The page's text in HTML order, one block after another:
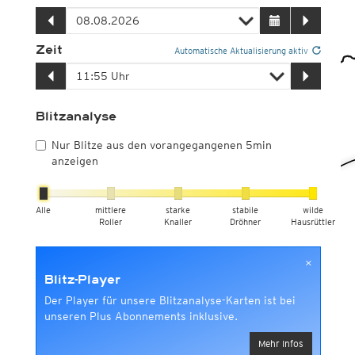
Zeit Automatische Aktualisierung aktiv
Blitzanalyse
Nur Blitze aus den vorangegangenen 5min
anzeigen
Alle
mittlere
Roller
starke
Knaller
stabile
Dröhner
wilde
Hausrüttler
×
Blitz-Player
Der Player für unsere Blitzanalyse-Karten ist bei
unseren Plus Abonnements inklusive.
Mehr Infos